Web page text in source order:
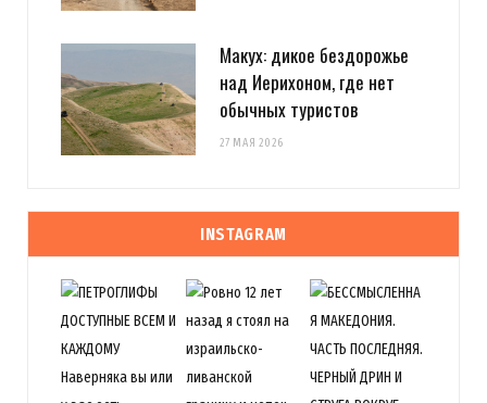
Макух: дикое бездорожье
над Иерихоном, где нет
обычных туристов
27 МАЯ 2026
INSTAGRAM